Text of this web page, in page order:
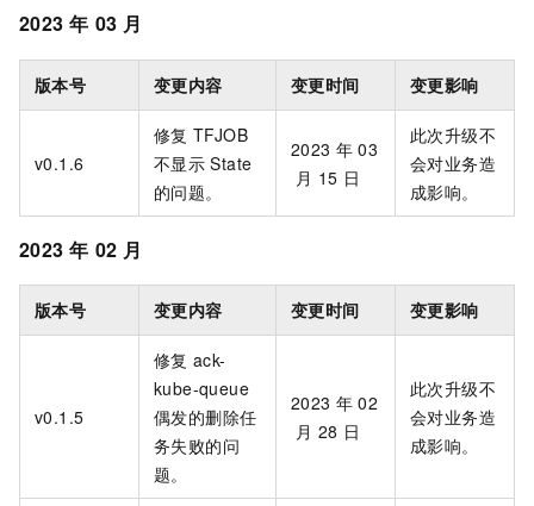
2023 年 03 月
版本号 变更内容 变更时间 变更影响
v0.1.6
修复 TFJOB
不显示 State
的问题。
2023 年 03
月 15 日
此次升级不
会对业务造
成影响。
2023 年 02 月
版本号 变更内容 变更时间 变更影响
v0.1.5
修复 ack-
kube-queue
偶发的删除任
务失败的问
题。
2023 年 02
月 28 日
此次升级不
会对业务造
成影响。